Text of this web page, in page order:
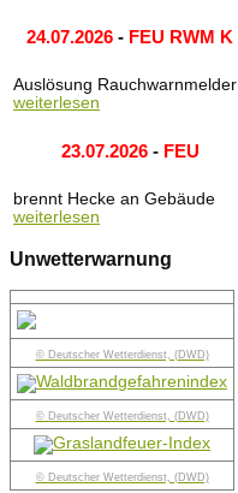
24.07.2026 - FEU RWM K
Auslösung Rauchwarnmelder
weiterlesen
23.07.2026- FEU
brennt Hecke an Gebäude
weiterlesen
Unwetterwarnung
© Deutscher Wetterdienst, (DWD)
© Deutscher Wetterdienst, (DWD)
© Deutscher Wetterdienst, (DWD)